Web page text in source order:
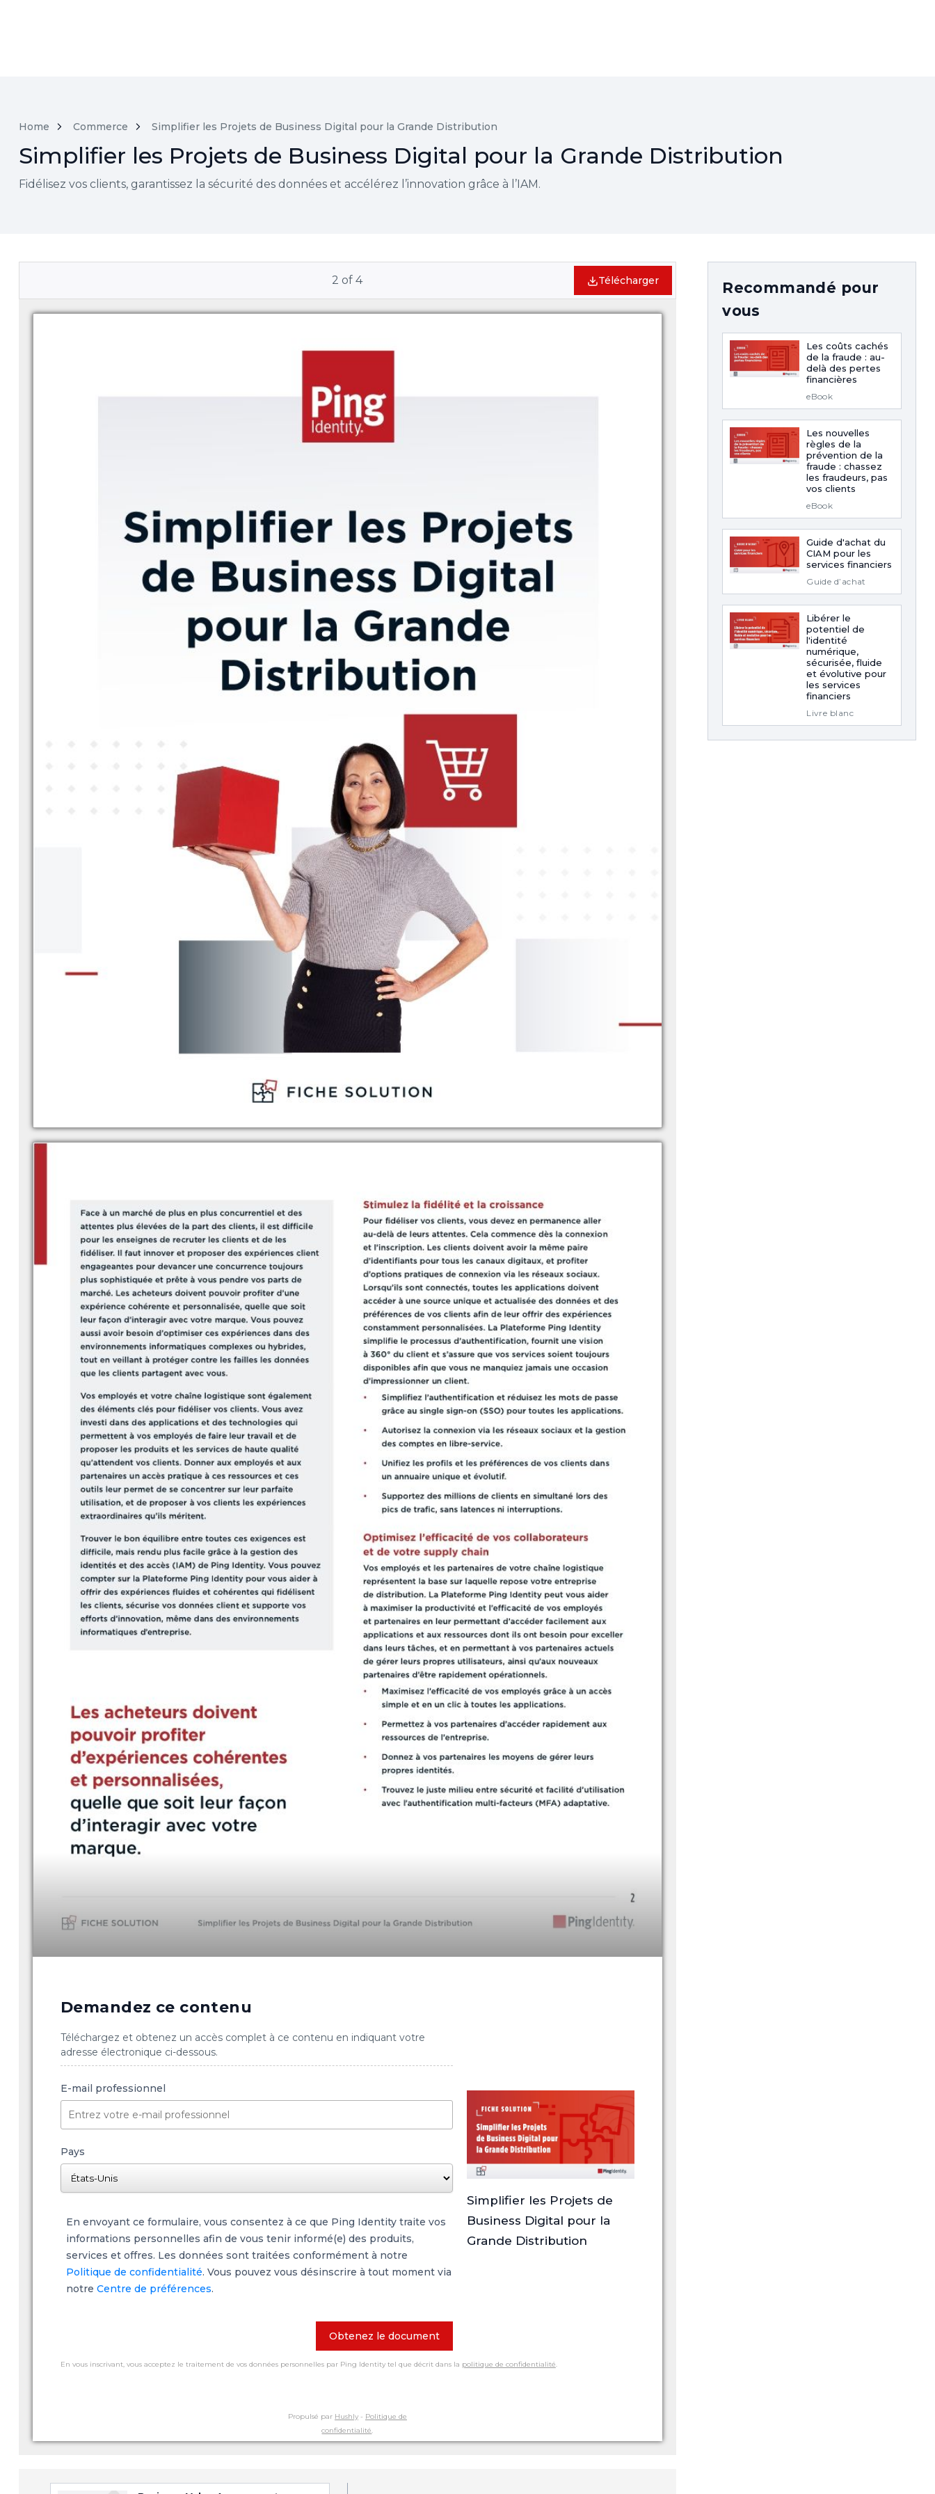
Home Commerce Simplifier les Projets de Business Digital pour la Grande Distribution
Simplifier les Projets de Business Digital pour la Grande Distribution
Fidélisez vos clients, garantissez la sécurité des données et accélérez l’innovation grâce à l’IAM.
2 of4 Télécharger
Demandez ce contenu
Téléchargez et obtenez un accès complet à ce contenu en indiquant votre
adresse électronique ci-dessous.
E-mail professionnel
Pays
En envoyant ce formulaire, vous consentez à ce que Ping Identity traite vos
informations personnelles afin de vous tenir informé(e) des produits,
services et offres. Les données sont traitées conformément à notre
Politique de confidentialité. Vous pouvez vous désinscrire à tout moment via
notre Centre de préférences.
Obtenez le document
Simplifier les Projets de
Business Digital pour la
Grande Distribution
En vous inscrivant, vous acceptez le traitement de vos données personnelles par Ping Identity tel que décrit dans la politique de confidentialité.
Propulsé par Hushly- Politique de
confidentialité.
Recommandé pour
vous
Les coûts cachés
de la fraude : au-
delà des pertes
financières
eBook
Les nouvelles
règles de la
prévention de la
fraude : chassez
les fraudeurs, pas
vos clients
eBook
Guide d'achat du
CIAM pour les
services financiers
Guide d’achat
Libérer le
potentiel de
l'identité
numérique,
sécurisée, fluide
et évolutive pour
les services
financiers
Livre blanc